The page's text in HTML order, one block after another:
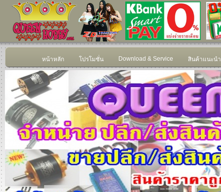
หน้าหลัก โปรโมชั่น Download & Service สินค้าแนะนำ